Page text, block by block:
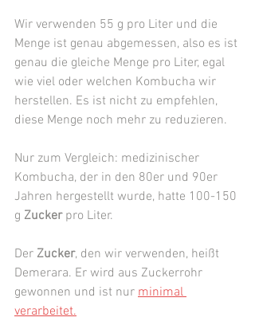
Wir verwenden 55 g pro Liter und die
Menge ist genau abgemessen, also es ist
genau die gleiche Menge pro Liter, egal
wie viel oder welchen Kombucha wir
herstellen. Es ist nicht zu empfehlen,
diese Menge noch mehr zu reduzieren.
Nur zum Vergleich: medizinischer
Kombucha, der in den 80er und 90er
Jahren hergestellt wurde, hatte 100-150
g Zucker pro Liter.
Der Zucker, den wir verwenden, heißt
Demerara. Er wird aus Zuckerrohr
gewonnen und ist nur minimal
verarbeitet.